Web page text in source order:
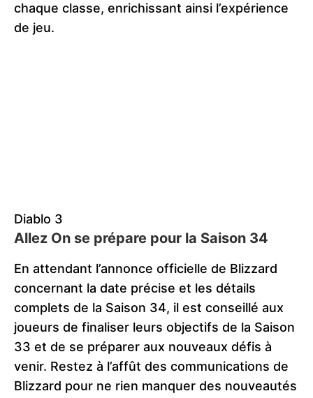
chaque classe, enrichissant ainsi l’expérience
de jeu.
Diablo 3
Allez On se prépare pour la Saison 34
En attendant l’annonce officielle de Blizzard
concernant la date précise et les détails
complets de la Saison 34, il est conseillé aux
joueurs de finaliser leurs objectifs de la Saison
33 et de se préparer aux nouveaux défis à
venir. Restez à l’affût des communications de
Blizzard pour ne rien manquer des nouveautés